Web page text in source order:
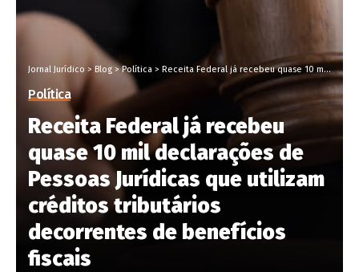
Jornal Jurídico > Blog >Política > Receita Federal já recebeu quase 10 mil declarações de Pessoas Jurídicas que utilizam créditos tributários decorrentes de benefícios fiscais
Política
Receita Federal já recebeu
quase 10 mil declarações de
Pessoas Jurídicas que utilizam
créditos tributários
decorrentes de benefícios
fiscais